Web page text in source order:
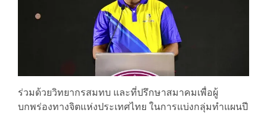
ร่วมด้วยวิทยากรสมทบ และที่ปรึกษาสมาคมเพื่อผู้
บกพร่องทางจิตแห่งประเทศไทย ในการแบ่งกลุ่มทำแผนปี